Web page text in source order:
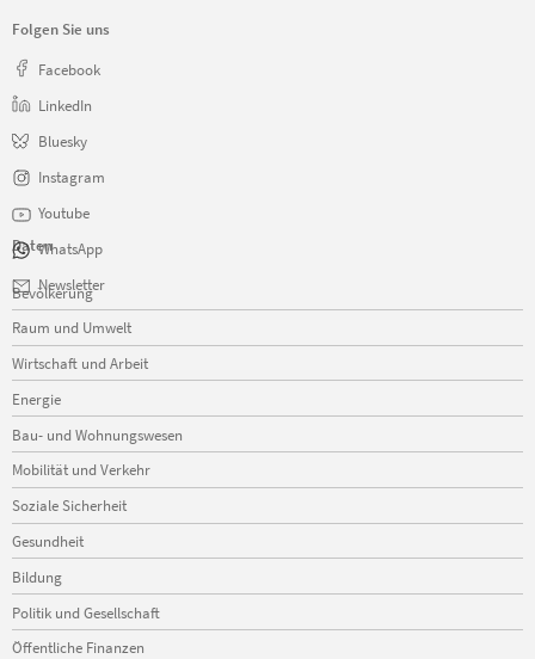
Folgen Sie uns
Facebook
LinkedIn
Bluesky
Instagram
Youtube
WhatsApp
Newsletter
Daten
Navigation
überspringen
Bevölkerung
Raum und Umwelt
Wirtschaft und Arbeit
Energie
Bau- und Wohnungswesen
Mobilität und Verkehr
Soziale Sicherheit
Gesundheit
Bildung
Politik und Gesellschaft
Öffentliche Finanzen